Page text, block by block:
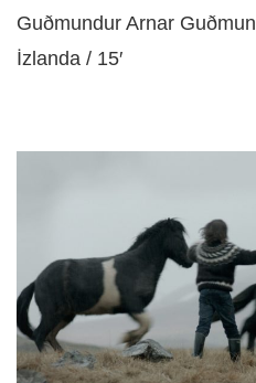
Guðmundur Arnar
İzlanda / 15′